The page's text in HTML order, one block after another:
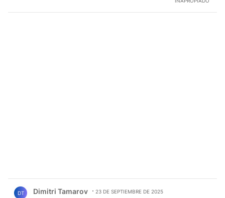
DT Dimitri Tamarov 23 DE SEPTIEMBRE DE 2025